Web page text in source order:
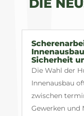
DIE
Sicherheit
Die Wahl der
Innenausbau
zwischen
Gewerken und